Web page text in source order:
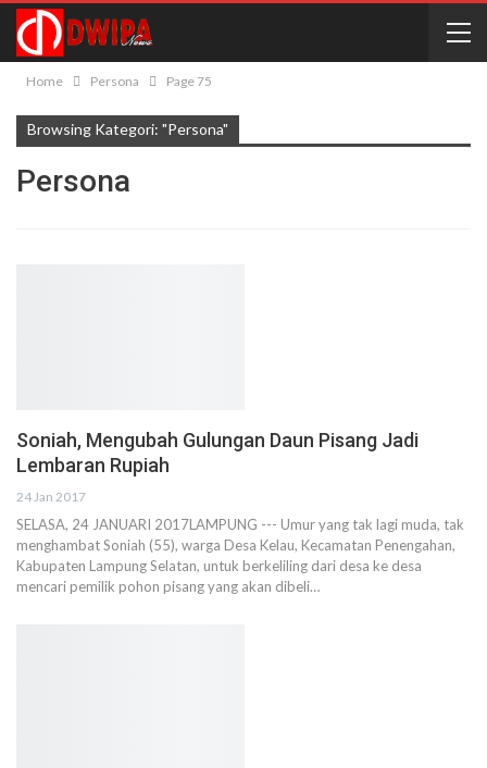
Home Persona Page 75
Browsing Kategori: "Persona"
Persona
Soniah, Mengubah Gulungan Daun Pisang Jadi
Lembaran Rupiah
24 Jan 2017
SELASA, 24 JANUARI 2017LAMPUNG --- Umur yang tak lagi muda, tak
menghambat Soniah (55), warga Desa Kelau, Kecamatan Penengahan,
Kabupaten Lampung Selatan, untuk berkeliling dari desa ke desa
mencari pemilik pohon pisang yang akan dibeli…